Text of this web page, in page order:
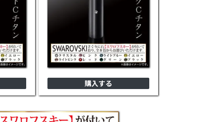
購入する